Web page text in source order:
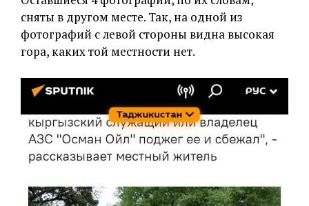
сняты в другом месте. Так, на одной из
фотографий с левой стороны видна высокая
гора, каких той местности нет.